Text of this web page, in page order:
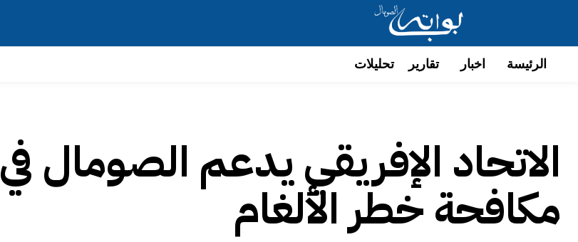
الرئيسة اخبار تقارير تحليلات
الاتحاد الإفريقي يدعم الصومال في
مكافحة خطر الألغام